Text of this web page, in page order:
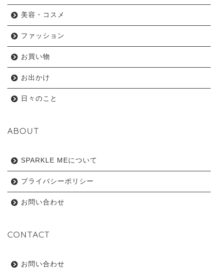
美容・コスメ
ファッション
お買い物
お出かけ
日々のこと
ABOUT
SPARKLE MEについて
プライバシーポリシー
お問い合わせ
CONTACT
お問い合わせ